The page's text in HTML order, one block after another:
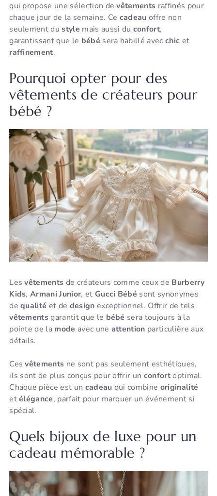
qui propose une sélection devêtements raffinés pour
chaque jour de la semaine. Ce cadeau offre non
seulement dustyle mais aussi du confort,
garantissant que le bébé sera habillé avec chic et
raffinement.
Pourquoi opter pour des
vêtements de créateurs pour
bébé ?
Lesvêtements de créateurs comme ceux de Burberry
Kids,Armani Junior, et Gucci Bébé sont synonymes
dequalité et de design exceptionnel. Offrir de tels
vêtementsgarantit que le bébé sera toujours à la
pointe de la mode avec une attention particulière aux
détails.
Cesvêtements ne sont pas seulement esthétiques,
ils sont de plus conçus pour offrir un confortoptimal.
Chaque pièce est un cadeau qui combine originalité
etélégance, parfait pour marquer un événement si
spécial.
Quels bijoux de luxe pour un
cadeau mémorable ?